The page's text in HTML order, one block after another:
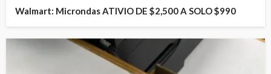
Walmart: Microndas ATIVIO DE $2,500 A SOLO $990